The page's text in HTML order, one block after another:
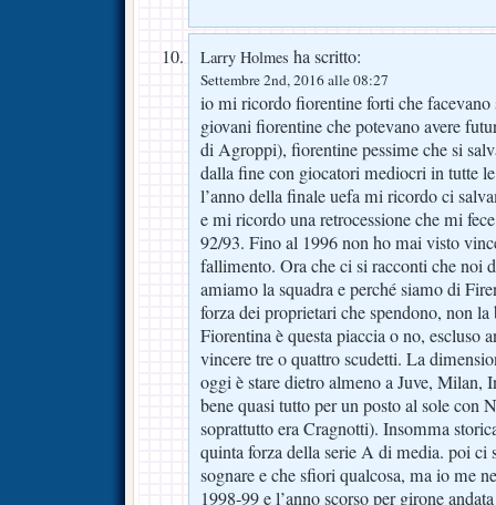
Larry Holmes ha scritto:
Settembre 2nd, 2016 alle 08:27
io mi ricordo fiorentine forti che facevano
giovani fiorentine che potevano avere
di Agroppi), fiorentine pessime che si
dalla fine con giocatori mediocri in tutte
l’anno della finale uefa mi ricordo ci
e mi ricordo una retrocessione che mi
92/93. Fino al 1996 non ho mai visto
fallimento. Ora che ci si racconti che noi
amiamo la squadra e perché siamo di
forza dei proprietari che spendono, non
Fiorentina è questa piaccia o no, escluso
vincere tre o quattro scudetti. La
oggi è stare dietro almeno a Juve, Milan,
bene quasi tutto per un posto al sole con
soprattutto era Cragnotti). Insomma
quinta forza della serie A di media. poi ci
sognare e che sfiori qualcosa, ma io me
1998-99 e l’anno scorso per girone